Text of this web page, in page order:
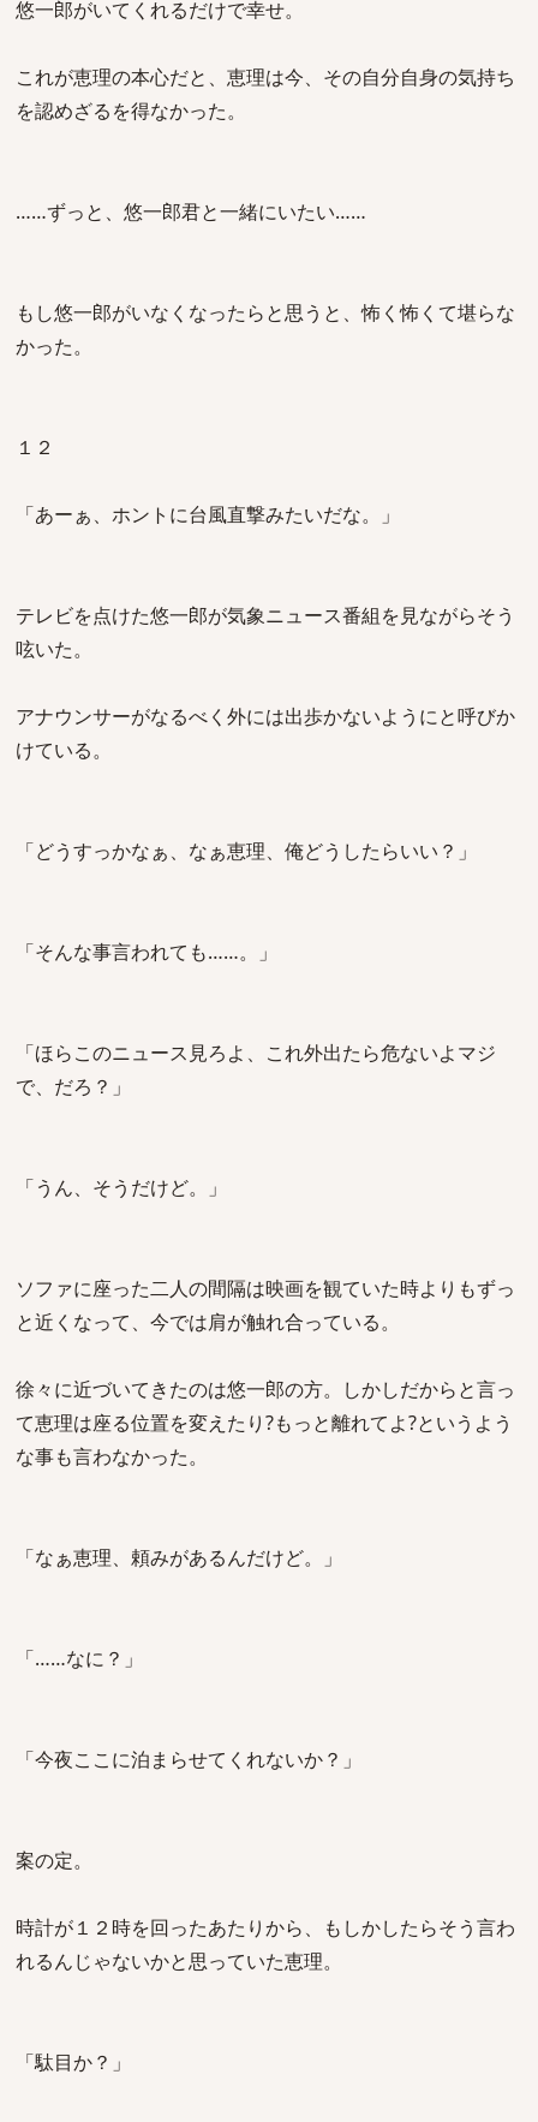
悠一郎がいてくれるだけで幸せ。
これが恵理の本心だと、恵理は今、その自分自身の気持ち
を認めざるを得なかった。
……ずっと、悠一郎君と一緒にいたい……
もし悠一郎がいなくなったらと思うと、怖く怖くて堪らな
かった。
１２
「あーぁ、ホントに台風直撃みたいだな。」
テレビを点けた悠一郎が気象ニュース番組を見ながらそう
呟いた。
アナウンサーがなるべく外には出歩かないようにと呼びか
けている。
「どうすっかなぁ、なぁ恵理、俺どうしたらいい？」
「そんな事言われても……。」
「ほらこのニュース見ろよ、これ外出たら危ないよマジ
で、だろ？」
「うん、そうだけど。」
ソファに座った二人の間隔は映画を観ていた時よりもずっ
と近くなって、今では肩が触れ合っている。
徐々に近づいてきたのは悠一郎の方。しかしだからと言っ
て恵理は座る位置を変えたり?もっと離れてよ?というよう
な事も言わなかった。
「なぁ恵理、頼みがあるんだけど。」
「……なに？」
「今夜ここに泊まらせてくれないか？」
案の定。
時計が１２時を回ったあたりから、もしかしたらそう言わ
れるんじゃないかと思っていた恵理。
「駄目か？」